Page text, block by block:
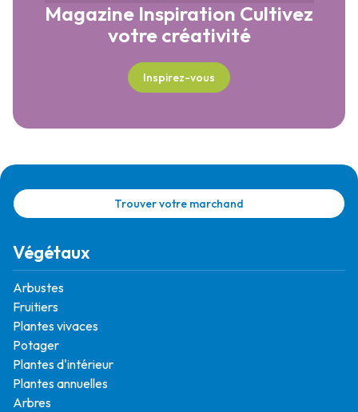
Magazine Inspiration Cultivez
votre créativité
Inspirez-vous
Trouver votre marchand
Végétaux
Arbustes
Fruitiers
Plantes vivaces
Potager
Plantes d'intérieur
Plantes annuelles
Arbres